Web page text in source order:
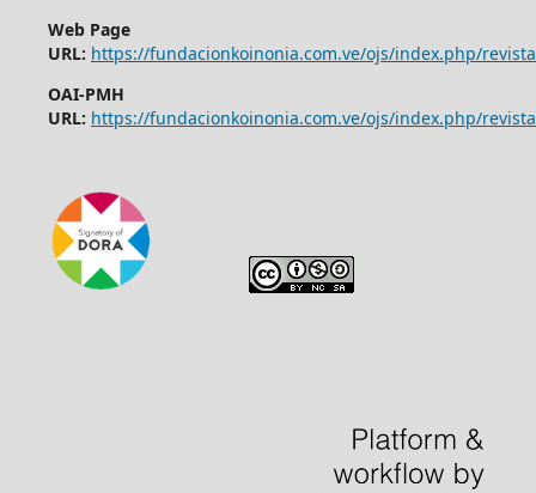
Web Page
URL: https://fundacionkoinonia.com.ve/ojs/index.php/
OAI-PMH
URL: https://fundacionkoinonia.com.ve/ojs/index.php/